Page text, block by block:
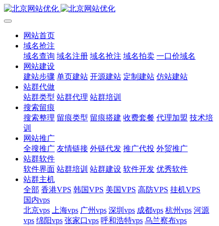
网站首页
域名抢注
域名查询 域名注册 域名抢注 域名拍卖 一口价域名
网站建设
建站步骤 单页建站 开源建站 定制建站 仿站建站
站群代做
站群类型 站群代理 站群培训
搜索留痕
搜索整理 留痕类型 留痕搭建 收费套餐 代理加盟 技术培
训
网站推广
全搜推广 友情链接 外链代发 推广代投 外贸推广
站群软件
软件界面 站群培训 站群建设 软件开发 优秀软件
站群主机
全部 香港VPS 韩国VPS 美国VPS 高防VPS 挂机VPS
国内vps
北京vps
上海vps 广州vps 深圳vps 成都vps 杭州vps 河源
vps 绵阳vps 张家口vps 呼和浩特vps 乌兰察布vps